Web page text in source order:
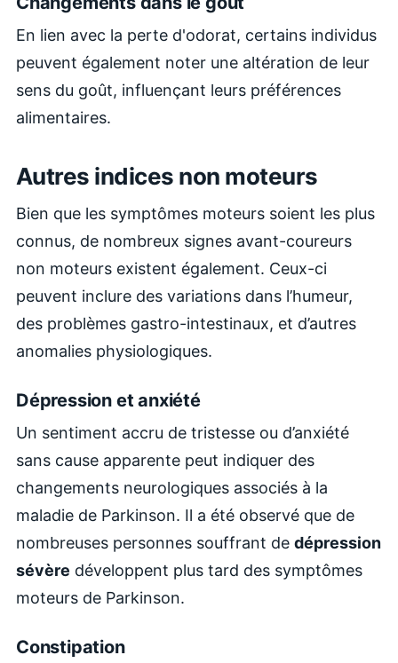
En lien avec la perte d'odorat, certains individus
peuvent également noter une altération de leur
sens du goût, influençant leurs préférences
alimentaires.
Autres indices non moteurs
Bien que les symptômes moteurs soient les plus
connus, de nombreux signes avant-coureurs
non moteurs existent également. Ceux-ci
peuvent inclure des variations dans l’humeur,
des problèmes gastro-intestinaux, et d’autres
anomalies physiologiques.
Dépression et anxiété
Un sentiment accru de tristesse ou d’anxiété
sans cause apparente peut indiquer des
changements neurologiques associés à la
maladie de Parkinson. Il a été observé que de
nombreuses personnes souffrant de dépression
sévère développent plus tard des symptômes
moteurs de Parkinson.
Constipation